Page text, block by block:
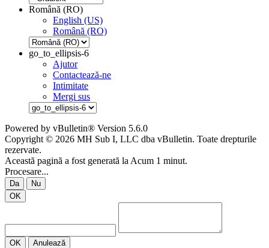
Română (RO)
English (US)
Română (RO)
go_to_ellipsis-6
Ajutor
Contactează-ne
Intimitate
Mergi sus
Powered by vBulletin® Version 5.6.0
Copyright © 2026 MH Sub I, LLC dba vBulletin. Toate drepturile
rezervate.
Această pagină a fost generată la Acum 1 minut.
Procesare...
Da
Nu
OK
OK Anulează